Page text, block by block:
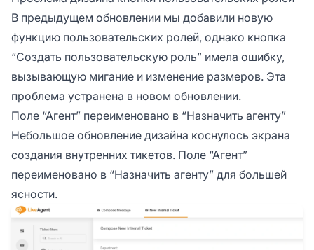
В предыдущем обновлении мы добавили новую
функцию пользовательских ролей, однако кнопка
“Создать пользовательскую роль” имела ошибку,
вызывающую мигание и изменение размеров. Эта
проблема устранена в новом обновлении.
Поле “Агент” переименовано в “Назначить агенту”
Небольшое обновление дизайна коснулось экрана
создания внутренних тикетов. Поле “Агент”
переименовано в “Назначить агенту” для большей
ясности.